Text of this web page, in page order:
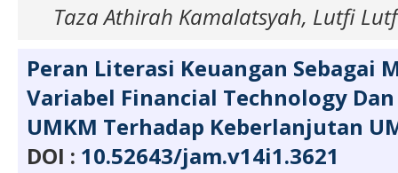
Taza Athirah Kamalatsyah, Lutfi
Peran Literasi Keuangan Sebagai
Variabel Financial Technology
UMKM Terhadap Keberlanjutan
DOI : 10.52643/jam.v14i1.3621